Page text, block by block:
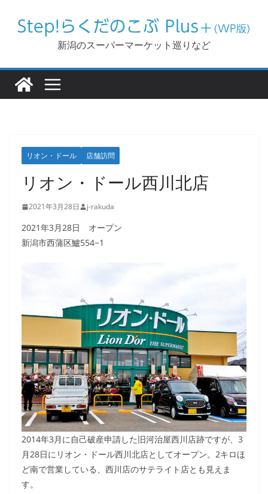
新潟のスーパーマーケット巡りなど
リオン・ドール 店舗訪問
リオン・ドール西川北店
2021年3月28日 j-rakuda
2021年3月28日 オープン
新潟市西蒲区鱸554−1
2014年3月に自己破産申請した旧河治屋西川店跡ですが、3
月28日にリオン・ドール西川北店としてオープン。2キロほ
ど南で営業している、西川店のサテライト店とも見えま
す。